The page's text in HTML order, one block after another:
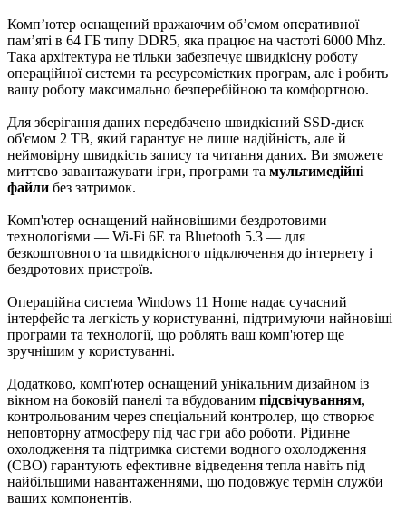
Комп’ютер оснащений вражаючим об’ємом оперативної
пам’яті в 64 ГБ типу DDR5, яка працює на частоті 6000 Mhz.
Така архітектура не тільки забезпечує швидкісну роботу
операційної системи та ресурсомістких програм, але і робить
вашу роботу максимально безперебійною та комфортною.
Для зберігання даних передбачено швидкісний SSD-диск
об'ємом 2 TB, який гарантує не лише надійність, але й
неймовірну швидкість запису та читання даних. Ви зможете
миттєво завантажувати ігри, програми та мультимедійні
файли без затримок.
Комп'ютер оснащений найновішими бездротовими
технологіями — Wi-Fi 6E та Bluetooth 5.3 — для
безкоштовного та швидкісного підключення до інтернету і
бездротових пристроїв.
Операційна система Windows 11 Home надає сучасний
інтерфейс та легкість у користуванні, підтримуючи найновіші
програми та технології, що роблять ваш комп'ютер ще
зручнішим у користуванні.
Додатково, комп'ютер оснащений унікальним дизайном із
вікном на боковій панелі та вбудованим підсвічуванням,
контрольованим через спеціальний контролер, що створює
неповторну атмосферу під час гри або роботи. Рідинне
охолодження та підтримка системи водного охолодження
(СВО) гарантують ефективне відведення тепла навіть під
найбільшими навантаженнями, що подовжує термін служби
ваших компонентів.